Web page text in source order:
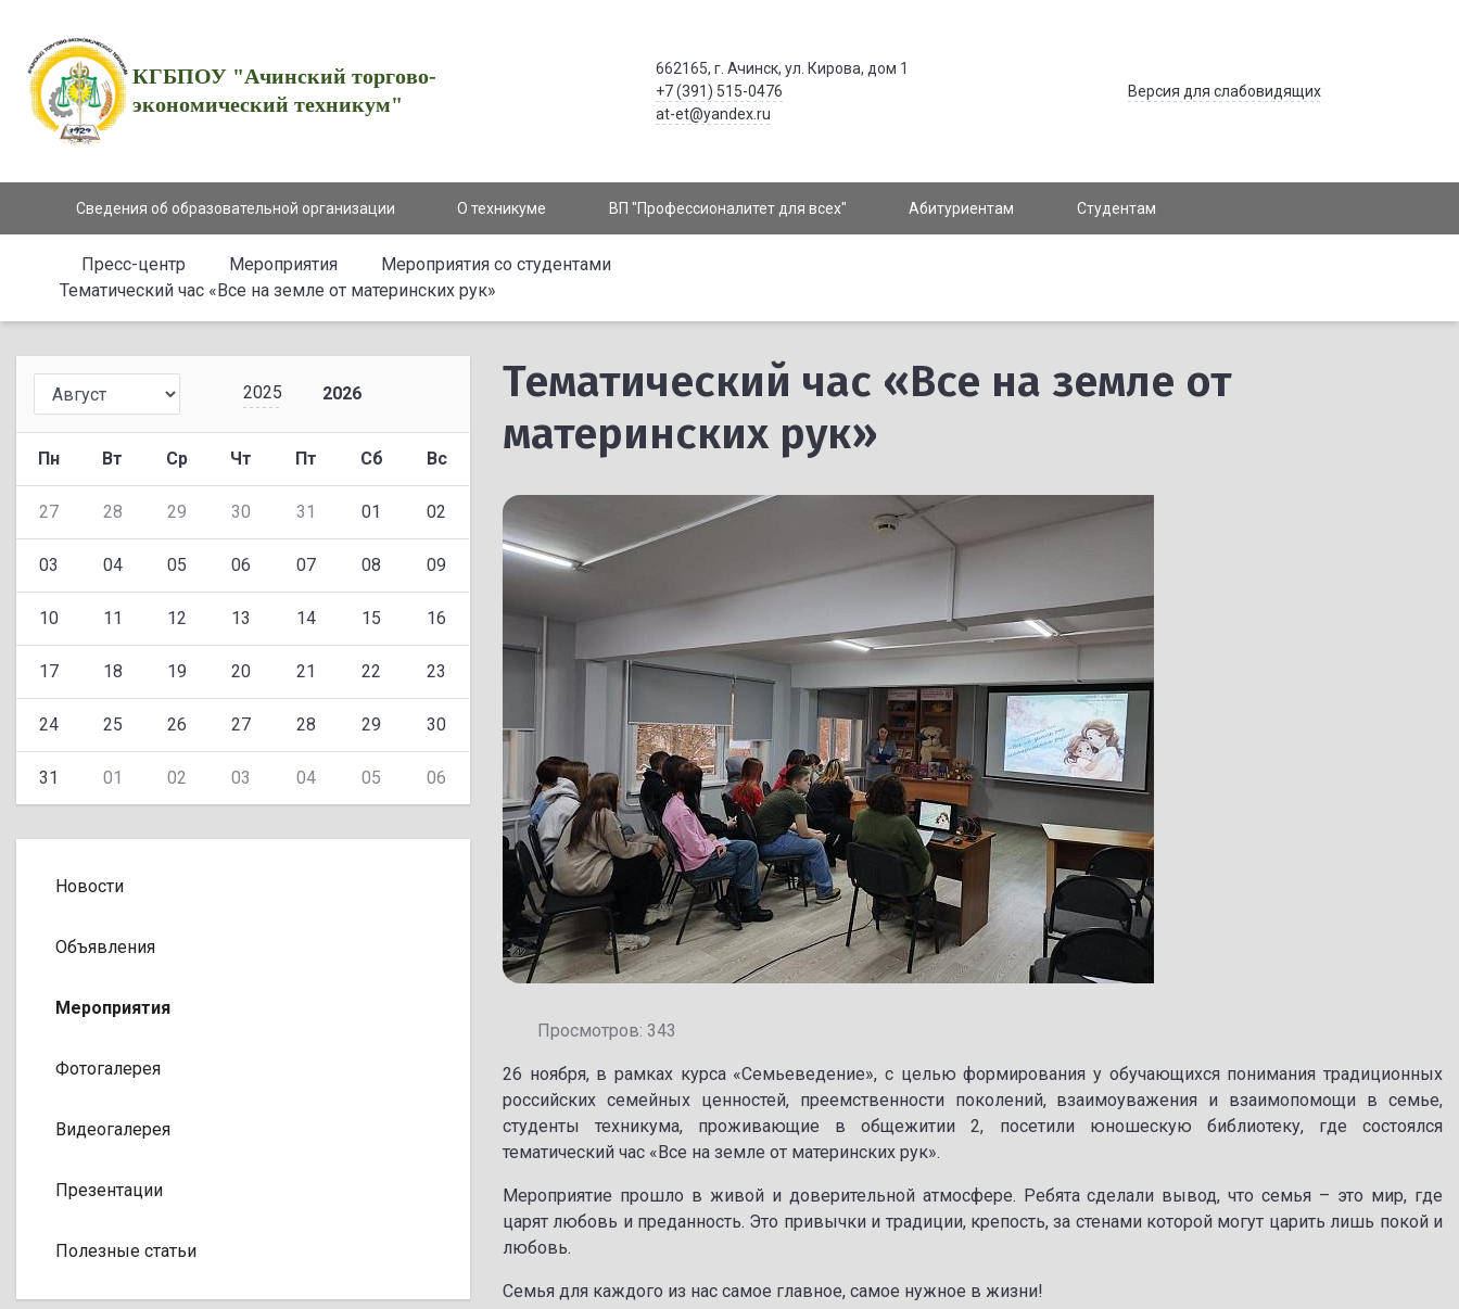
КГБПОУ "Ачинский торгово-
экономический техникум"
662165, г. Ачинск, ул. Кирова, дом 1
+7 (391) 515-0476
at-et@yandex.ru
Версия для слабовидящих
Сведения об образовательной организации О техникуме ВП "Профессионалитет для всех" Абитуриентам Студентам
Пресс-центр Мероприятия
Мероприятия со студентами
Тематический час «Все на земле от материнских рук»
2025 2026
Пн Вт Ср Чт Пт Сб Вс
27 28 29 30 31 01 02
03 04 05 06 07 08 09
10 11 12 13 14 15 16
17 18 19 20 21 22 23
24 25 26 27 28 29 30
31 01 02 03 04 05 06
Новости
Объявления
Мероприятия
Фотогалерея
Видеогалерея
Презентации
Полезные статьи
Тематический час «Все на земле от
материнских рук»
Просмотров: 343
26 ноября, в рамках курса «Семьеведение», с целью формирования у обучающихся понимания традиционных
российских семейных ценностей, преемственности поколений, взаимоуважения и взаимопомощи в семье,
студенты техникума, проживающие в общежитии 2, посетили юношескую библиотеку, где состоялся
тематический час «Все на земле от материнских рук».
Мероприятие прошло в живой и доверительной атмосфере. Ребята сделали вывод, что семья – это мир, где
царят любовь и преданность. Это привычки и традиции, крепость, за стенами которой могут царить лишь покой и
любовь.
Семья для каждого из нас самое главное, самое нужное в жизни!